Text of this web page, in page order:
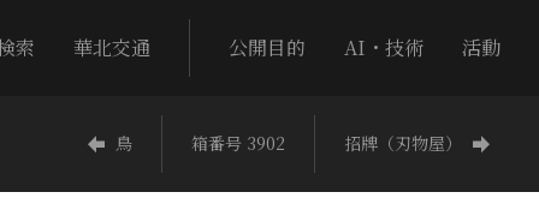
索 華北交通 公開目的 AI・技術 活動
鳥 箱番号 3902 招牌（刃物屋）